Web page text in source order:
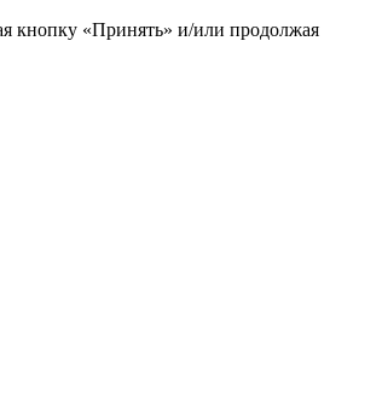
кнопку «Принять» и/или продолжая